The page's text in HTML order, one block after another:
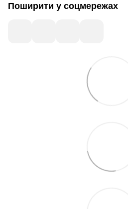
Поширити у соцмережах